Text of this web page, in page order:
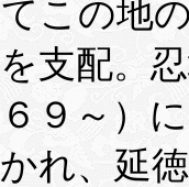
この地
支配。
６９～）
れ、延